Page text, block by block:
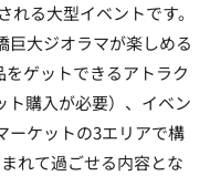
る大型イベントです。
巨大ジオラマが楽しめる
ゲットできるアトラク
ト購入が必要）、イベン
ーケットの3エリアで構
れて過ごせる内容とな